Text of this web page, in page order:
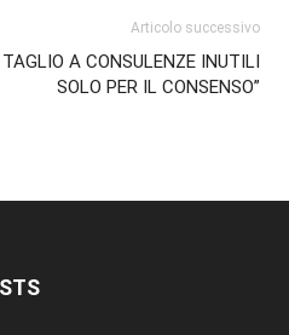
Articolo successivo
TAGLIO A CONSULENZE INUTILI
SOLO PER IL CONSENSO”